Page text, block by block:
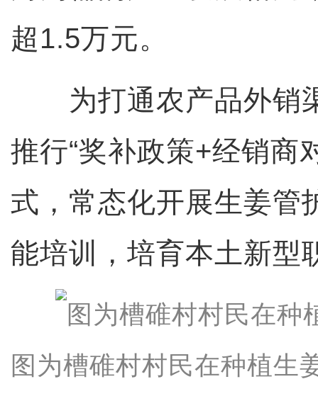
超1.5万元。
为打通农产品外销
推行“奖补政策+经销商
式，常态化开展生姜管
能培训，培育本土新型
图为槽碓村村民在种植生